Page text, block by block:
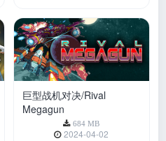
巨型战机对决/Rival
Megagun
684 MB
2024-04-02